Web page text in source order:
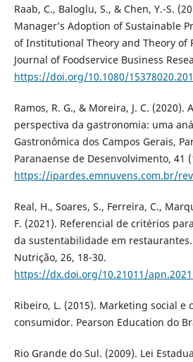
Raab, C., Baloglu, S., & Chen, Y.-S.
Manager’s Adoption of Sustainable
of Institutional Theory and Theory of
Journal of Foodservice Business
https://doi.org/10.1080/
Ramos, R. G., & Moreira, J. C.
perspectiva da gastronomia: uma
Gastronômica dos Campos Gerais,
Paranaense de Desenvolvimento, 41
https://ipardes.emnuvens.com.br/
Real, H., Soares, S., Ferreira, C.,
F. (2021). Referencial de critérios
da sustentabilidade em
Nutrição, 26, 18-30.
https://dx.doi.org/10.21011/
Ribeiro, L. (2015). Marketing social e
consumidor. Pearson Education do
Rio Grande do Sul. (2009). Lei